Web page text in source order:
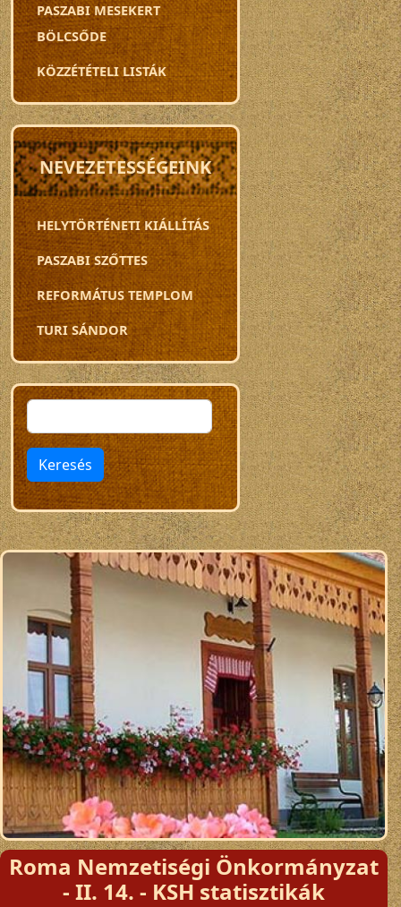
Roma Nemzetiségi Önkormányzat
- II. 14. - KSH statisztikák
PASZABI MESEKERT
BÖLCSŐDE
KÖZZÉTÉTELI LISTÁK
NEVEZETESSÉGEINK
HELYTÖRTÉNETI KIÁLLÍTÁS
PASZABI SZŐTTES
REFORMÁTUS TEMPLOM
TURI SÁNDOR
Keresés
Keresés